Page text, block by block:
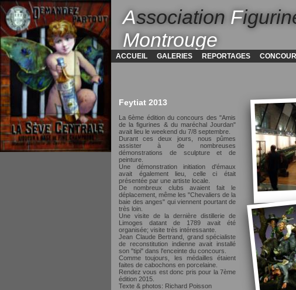
Association F
Montrouge
ACCUEIL GALERIES REPORTAGES
Feytiat 2013
La 6ème édition du concours des "Amis
de la figurines & du maréchal Jourdan"
avait lieu le weekend du 7/8 septembre.
Durant ces deux jours, nous pûmes
assister à de nombreuses
démonstrations de sculpture et de
peinture.
Une démonstration initiation d'émaux
avait également lieu, celle ci était
présentée par une artiste locale.
De nombreux clubs avaient fait le
déplacement, même les "Chevaliers de la
baie des anges" qui viennent pourtant de
très loin.
Une visite de la dernière distillerie de
Limoges datant de 1789 avait été
organisée; visite très intéressante.
Jean Claude Bertrand, grand spécialiste
de reconstitution indienne avait installé
son "tipi" dans l'enceinte du concours.
Comme toujours, les médailles étaient
faites de cabochons en porcelaine.
Rendez vous est donc pris pour la 7ème
édition 2015.
Texte & photos: Richard Poisson